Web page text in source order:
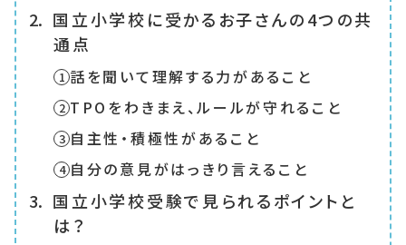
国立小学校に受かるお子さんの4つの共
通点
話を聞いて理解する力があること
TPOをわきまえ、ルールが守れること
自主性・積極性があること
自分の意見がはっきり言えること
国立小学校受験で見られるポイントと
は？